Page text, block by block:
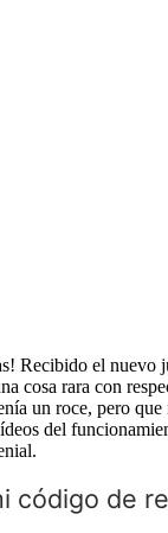
Recibido el nuevo
cosa rara con
un roce, pero
del
código de